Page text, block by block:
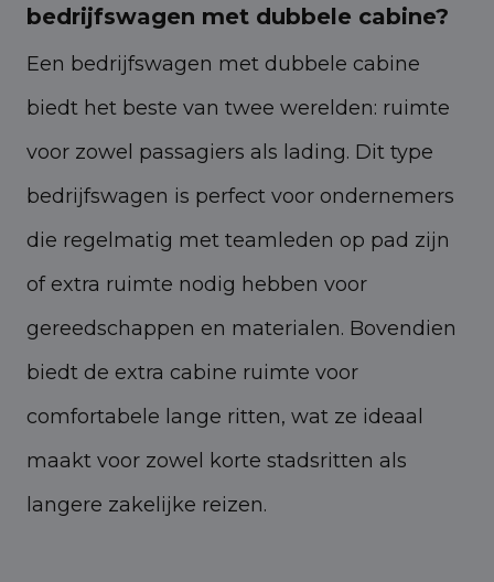
bedrijfswagen met dubbele cabine?
Een bedrijfswagen met dubbele cabine
biedt het beste van twee werelden: ruimte
voor zowel passagiers als lading. Dit type
bedrijfswagen is perfect voor ondernemers
die regelmatig met teamleden op pad zijn
of extra ruimte nodig hebben voor
gereedschappen en materialen. Bovendien
biedt de extra cabine ruimte voor
comfortabele lange ritten, wat ze ideaal
maakt voor zowel korte stadsritten als
langere zakelijke reizen.